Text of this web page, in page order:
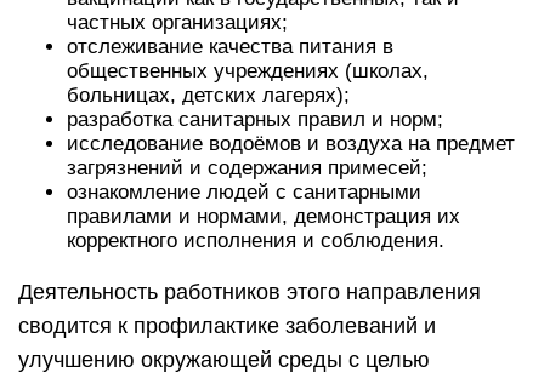
частных организациях;
отслеживание качества питания в
общественных учреждениях (школах,
больницах, детских лагерях);
разработка санитарных правил и норм;
исследование водоёмов и воздуха на предмет
загрязнений и содержания примесей;
ознакомление людей с санитарными
правилами и нормами, демонстрация их
корректного исполнения и соблюдения.
Деятельность работников этого направления
сводится к профилактике заболеваний и
улучшению окружающей среды с целью